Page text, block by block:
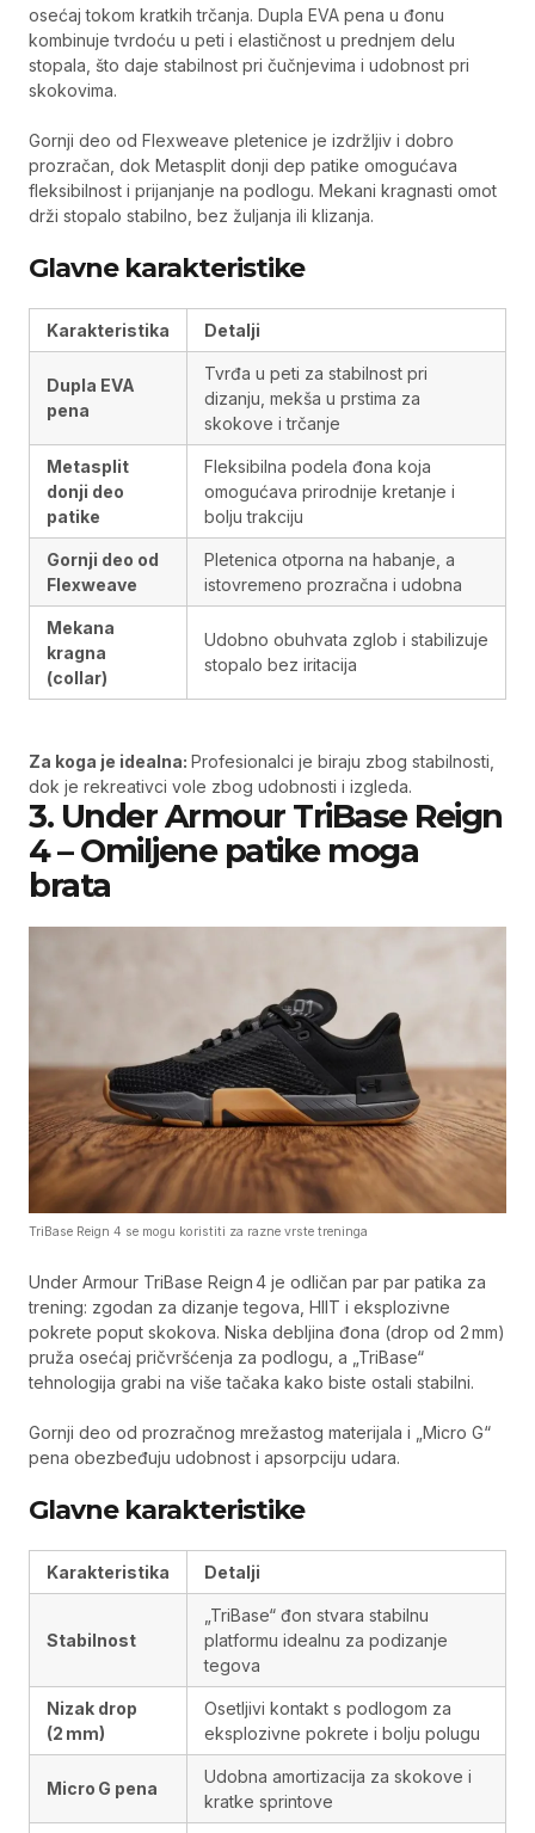
osećaj tokom kratkih trčanja. Dupla EVA pena u đonu
kombinuje tvrdoću u peti i elastičnost u prednjem delu
stopala, što daje stabilnost pri čučnjevima i udobnost pri
skokovima.
Gornji deo od Flexweave pletenice je izdržljiv i dobro
prozračan, dok Metasplit donji dep patike omogućava
fleksibilnost i prijanjanje na podlogu. Mekani kragnasti omot
drži stopalo stabilno, bez žuljanja ili klizanja.
Glavne karakteristike
Karakteristika Detalji
Dupla EVA
pena
Tvrđa u peti za stabilnost pri
dizanju, mekša u prstima za
skokove i trčanje
Metasplit
donji deo
patike
Fleksibilna podela đona koja
omogućava prirodnije kretanje i
bolju trakciju
Gornji deo od
Flexweave
Pletenica otporna na habanje, a
istovremeno prozračna i udobna
Mekana
kragna
(collar)
Udobno obuhvata zglob i stabilizuje
stopalo bez iritacija
Za koga je idealna: Profesionalci je biraju zbog stabilnosti,
dok je rekreativci vole zbog udobnosti i izgleda.
3. Under Armour TriBase Reign
4 – Omiljene patike moga
brata
TriBase Reign 4 se mogu koristiti za razne vrste treninga
Under Armour TriBase Reign 4 je odličan par par patika za
trening: zgodan za dizanje tegova, HIIT i eksplozivne
pokrete poput skokova. Niska debljina đona (drop od 2 mm)
pruža osećaj pričvršćenja za podlogu, a „TriBase“
tehnologija grabi na više tačaka kako biste ostali stabilni.
Gornji deo od prozračnog mrežastog materijala i „Micro G“
pena obezbeđuju udobnost i apsorpciju udara.
Glavne karakteristike
Karakteristika Detalji
Stabilnost
„TriBase“ đon stvara stabilnu
platformu idealnu za podizanje
tegova
Nizak drop
(2 mm)
Osetljivi kontakt s podlogom za
eksplozivne pokrete i bolju polugu
Micro G pena
Udobna amortizacija za skokove i
kratke sprintove